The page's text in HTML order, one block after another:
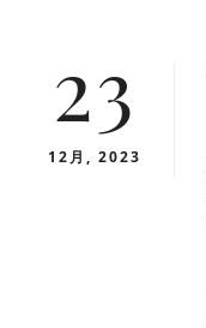
23
12月, 2023